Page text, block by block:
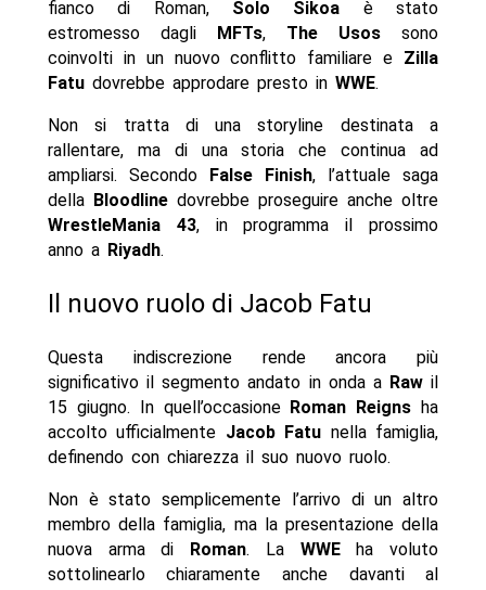
fianco di Roman, Solo Sikoa è stato
estromesso dagli MFTs, The Usos sono
coinvolti in un nuovo conflitto familiare e Zilla
Fatudovrebbe approdare presto in WWE.
Non si tratta di una storyline destinata a
rallentare, ma di una storia che continua ad
ampliarsi. Secondo False Finish, l’attuale saga
della Bloodlinedovrebbe proseguire anche oltre
WrestleMania
43, in programma il prossimo
anno a Riyadh.
Il nuovo ruolo di Jacob Fatu
Questa indiscrezione rende ancora più
significativo il segmento andato in onda a Rawil
15 giugno. In quell’occasione Roman Reigns ha
accolto ufficialmente Jacob Fatu nella famiglia,
definendo con chiarezza il suo nuovo ruolo.
Non è stato semplicemente l’arrivo di un altro
membro della famiglia, ma la presentazione della
nuova arma di Roman. La WWEha voluto
sottolinearlo chiaramente anche davanti al